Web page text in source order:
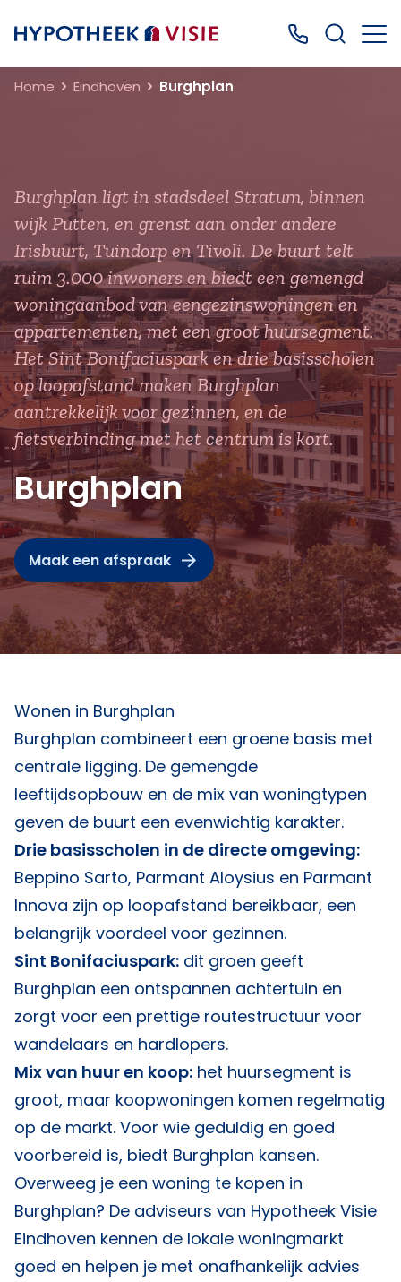
Terug naar home Bel ons: 0499
Home Eindhoven Burghplan
Burghplan ligt in stadsdeel Stratum, binnen
wijk Putten, en grenst aan onder andere
Irisbuurt, Tuindorp en Tivoli. De buurt telt
ruim 3.000 inwoners en biedt een gemengd
woningaanbod van eengezinswoningen en
appartementen, met een groot huursegment.
Het Sint Bonifaciuspark en drie basisscholen
op loopafstand maken Burghplan
aantrekkelijk voor gezinnen, en de
fietsverbinding met het centrum is kort.
Burghplan
Maak een afspraak
Wonen in Burghplan
Burghplan combineert een groene basis met
centrale ligging. De gemengde
leeftijdsopbouw en de mix van woningtypen
geven de buurt een evenwichtig karakter.
Drie basisscholen in de directe omgeving:
Beppino Sarto, Parmant Aloysius en Parmant
Innova zijn op loopafstand bereikbaar, een
belangrijk voordeel voor gezinnen.
Sint Bonifaciuspark: dit groen geeft
Burghplan een ontspannen achtertuin en
zorgt voor een prettige routestructuur voor
wandelaars en hardlopers.
Mix van huur en koop: het huursegment is
groot, maar koopwoningen komen regelmatig
op de markt. Voor wie geduldig en goed
voorbereid is, biedt Burghplan kansen.
Overweeg je een woning te kopen in
Burghplan? De adviseurs van Hypotheek Visie
Eindhoven kennen de lokale woningmarkt
goed en helpen je met onafhankelijk advies